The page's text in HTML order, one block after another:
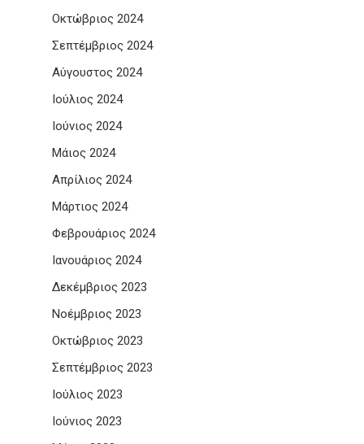
Οκτώβριος 2024
Σεπτέμβριος 2024
Αύγουστος 2024
Ιούλιος 2024
Ιούνιος 2024
Μάιος 2024
Απρίλιος 2024
Μάρτιος 2024
Φεβρουάριος 2024
Ιανουάριος 2024
Δεκέμβριος 2023
Νοέμβριος 2023
Οκτώβριος 2023
Σεπτέμβριος 2023
Ιούλιος 2023
Ιούνιος 2023